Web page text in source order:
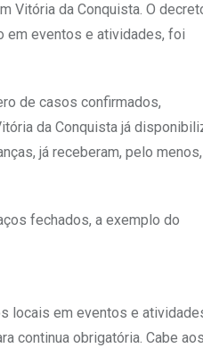
Vitória da Conquista. O
em eventos e atividades, foi
de casos confirmados,
da Conquista já
já receberam, pelo menos,
fechados, a exemplo do
locais em eventos e
continua obrigatória. Cabe aos